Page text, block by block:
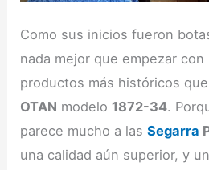
Como sus inicios fueron
nada mejor que empezar
productos más históricos
OTAN modelo 1872-34.
parece mucho a lasSegarra
una calidad aún superior, y